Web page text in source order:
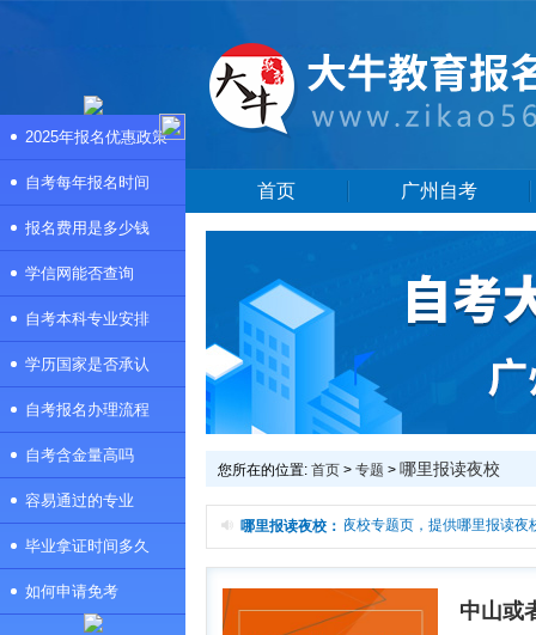
首页 广州自考
您所在的位置: 首页 > 专题 > 哪里报读夜校
哪里报读夜校：
本频道是哪里报读夜校专题页，提供哪里报读夜
中山或
2025年报名优惠政策
自考每年报名时间
报名费用是多少钱
学信网能否查询
自考本科专业安排
学历国家是否承认
自考报名办理流程
自考含金量高吗
容易通过的专业
毕业拿证时间多久
如何申请免考